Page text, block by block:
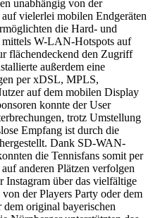
unabhängig von der
vielerlei mobilen Endgeräten
die Hard- und
mittels W-LAN-Hotspots auf
flächendeckend den Zugriff
außerdem eine
per xDSL, MPLS,
auf dem mobilen Display
konnte der User
trotz Umstellung
Empfang ist durch die
Dank SD-WAN-
die Tennisfans somit per
anderen Plätzen verfolgen
Instagram über das vielfältige
der Players Party oder dem
original bayerischen